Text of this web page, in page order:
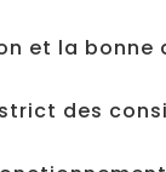
et la
des